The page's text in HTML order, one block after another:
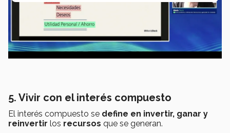
5. Vivir con el interés compuesto
El interés compuesto se define en invertir, ganar y
reinvertir los recursos que se generan.